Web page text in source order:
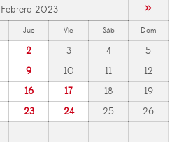
Febrero 2023 »
Jue Vie Sáb Dom
2 3 4
5
9 10 11
12
16 17 18
19
23 24 25
26